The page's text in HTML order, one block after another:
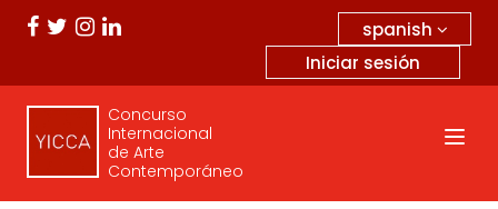
spanish
Iniciar sesión
Concurso
Internacional
de Arte
Contemporáneo